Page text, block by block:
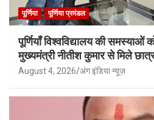
पूर्णिया पूर्णिया प्रमंडल
पूर्णियाँ विश्वविद्यालय की समस्याओं
मुख्यमंत्री नीतीश कुमार से मिले
August 4, 2026 अंग इंडिया न्यूज़